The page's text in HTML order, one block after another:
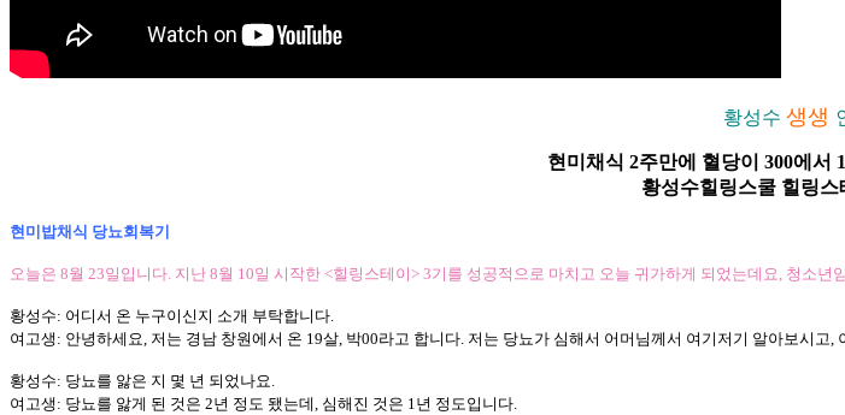
황성수 생생
현미채식 2주만에 혈당이 300에서
황성수힐링스쿨 힐링
현미밥채식 당뇨회복기
오늘은 8월 23일입니다. 지난 8월 10일 시작한 <힐링스테이> 3기를 성공적으로 마치고 오늘 귀가하게 되었는데요, 청소
황성수: 어디서 온 누구이신지 소개 부탁합니다.
여고생: 안녕하세요, 저는 경남 창원에서 온 19살, 박00라고 합니다. 저는 당뇨가 심해서 어머님께서 여기저기 알아보시고,
황성수: 당뇨를 앓은 지 몇 년 되었나요.
여고생: 당뇨를 앓게 된 것은 2년 정도 됐는데, 심해진 것은 1년 정도입니다.